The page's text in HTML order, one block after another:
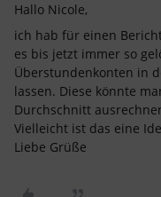
Hallo Nicole,
ich hab für einen
es bis jetzt immer so
Überstundenkonten in
lassen. Diese könnte
Durchschnitt
Vielleicht ist das eine
Liebe Grüße